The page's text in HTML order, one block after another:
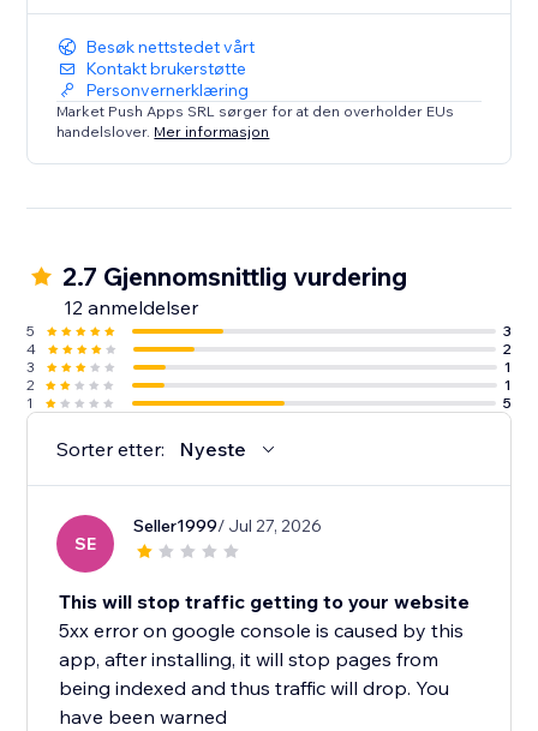
Besøk nettstedet vårt
Kontakt brukerstøtte
Personvernerklæring
Market Push Apps SRL sørger for at den overholder EUs
handelslover. Mer informasjon
2.7 Gjennomsnittlig vurdering
12 anmeldelser
5
3
4
2
3
1
2
1
1
5
Sorter etter: Nyeste
SE
Seller1999/ Jul 27, 2026
This will stop traffic getting to your website
5xx error on google console is caused by this
app, after installing, it will stop pages from
being indexed and thus traffic will drop. You
have been warned